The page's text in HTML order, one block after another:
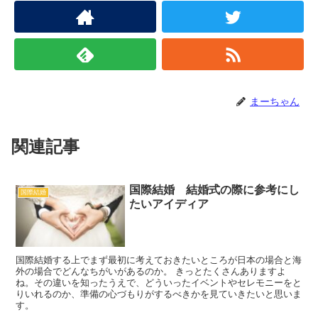
まーちゃん
関連記事
国際結婚
国際結婚 結婚式の際に参考にし
たいアイディア
国際結婚する上でまず最初に考えておきたいところが日本の場合と海
外の場合でどんなちがいがあるのか。 きっとたくさんありますよ
ね。その違いを知ったうえで、どういったイベントやセレモニーをと
りいれるのか、準備の心づもりがするべきかを見ていきたいと思いま
す。